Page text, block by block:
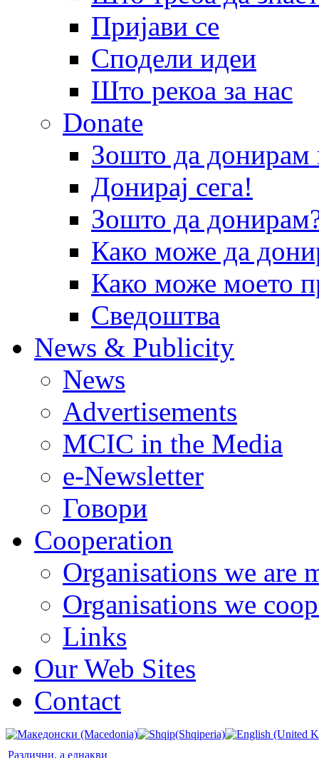
Пријави се
Сподели идеи
Што рекоа за нас
Donate
Зошто да
Донирај сега!
Зошто да
Како може да
Како може моето
Сведоштва
News & Publicity
News
Advertisements
MCIC in the Media
e-Newsletter
Говори
Cooperation
Organisations we are
Organisations we
Links
Our Web Sites
Contact
Различни, а еднакви